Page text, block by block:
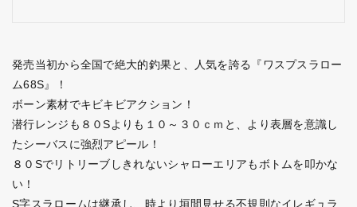
発売当初から全国で絶大的釣果と、人気を誇る『ワスプスラロー
ム68S』！
ボーン素材でキビキビアクション！
潜行レンジも８０Sよりも１０～３０ｃｍと、より表層を意識し
たシーバスに強烈アピール！
８０Sでリトリーブしきれないシャローエリアもボトムを叩かな
い！
S字スラロームは継承し、時より垣間見せる不規則なイレギュラ